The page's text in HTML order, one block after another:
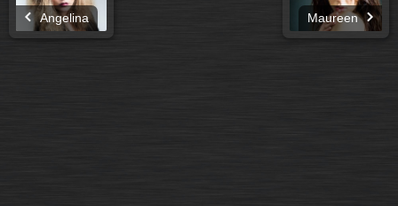
Angelina Maureen